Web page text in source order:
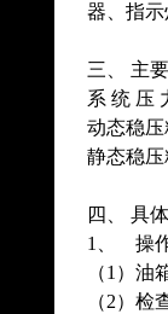
器、指
三、 主
系 统 压
动态稳
静态稳
四、 具
1、 操
（1）
（2）